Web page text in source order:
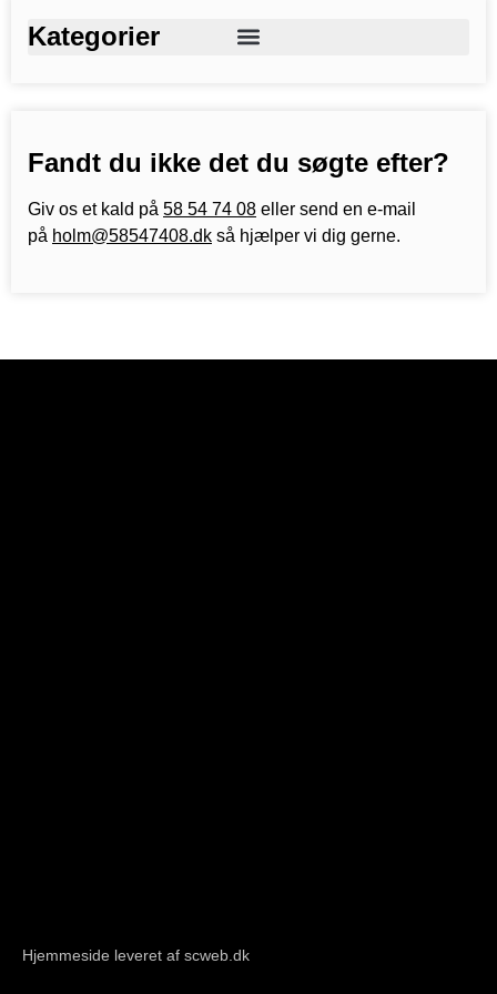
Kategorier
Fandt du ikke det du søgte efter?
Giv os et kald på 58 54 74 08 eller send en e-mail
på holm@58547408.dk så hjælper vi dig gerne.
Hjemmeside leveret af scweb.dk